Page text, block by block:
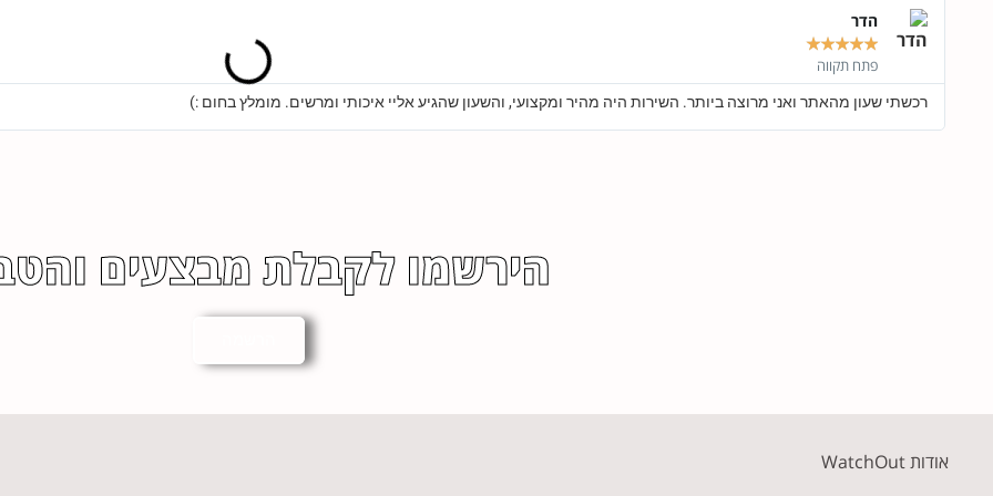
הדר
★
★
★
★
★
פתח תקווה
רכשתי שעון מהאתר ואני מרוצה ביותר. השירות היה מהיר ומקצועי, והשעון שהגיע אליי איכותי ומרשים. מומלץ בחום :)
הירשמו לקבלת מבצעים
אודות WatchOut